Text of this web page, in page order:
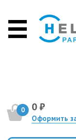
0 0 ₽
Оформить